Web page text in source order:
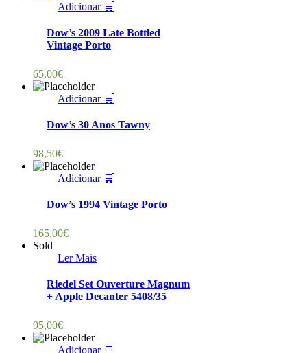
Adicionar 🛒
Dow’s 2009 Late Bottled
Vintage Porto
65,00€
Adicionar 🛒
Dow’s 30 Anos Tawny
98,50€
Adicionar 🛒
Dow’s 1994 Vintage Porto
165,00€
Sold
Ler Mais
Riedel Set Ouverture Magnum
+ Apple Decanter 5408/35
95,00€
Adicionar 🛒